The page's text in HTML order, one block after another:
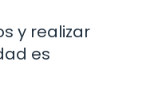
y realizar
es